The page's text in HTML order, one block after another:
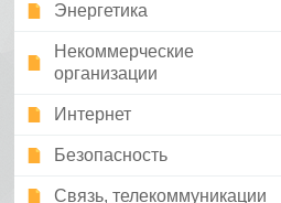
Энергетика
Некоммерческие
организации
Интернет
Безопасность
Связь, телекоммуникации